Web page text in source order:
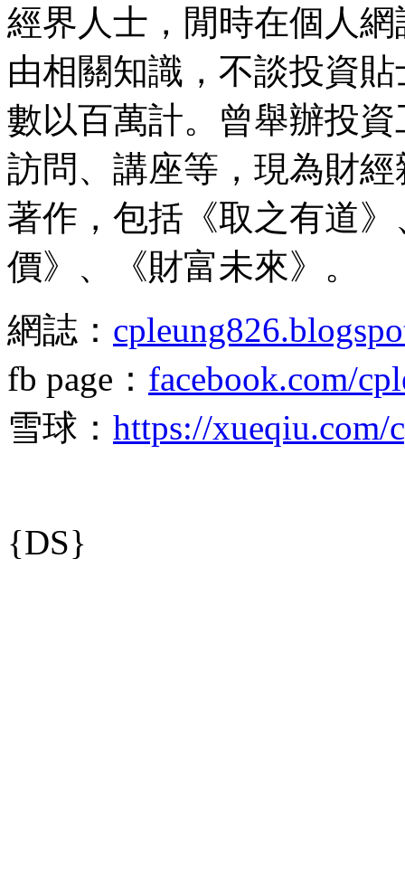
經界人士，閒時在個人
由相關知識，不談投資
數以百萬計。曾舉辦投
訪問、講座等，現為財
著作，包括《取之有道
價》、《財富未來》。
網誌：
fb page： facebook.com/
雪球： https://xueqiu.com/
{DS}